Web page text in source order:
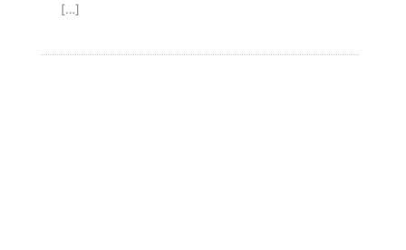
[…]